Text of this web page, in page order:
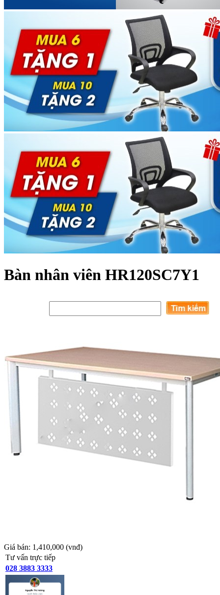
Bàn nhân viên HR120SC7Y1
Giá bán: 1,410,000 (vnđ)
Tư vấn trực tiếp
028 3883 3333